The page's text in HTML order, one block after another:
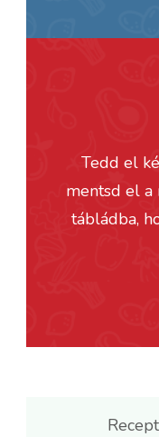
Tedd el
mentsd el a
tábládba,